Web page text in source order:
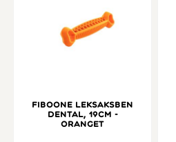
Fiboone Leksaksben
Dental, 19cm -
Oranget